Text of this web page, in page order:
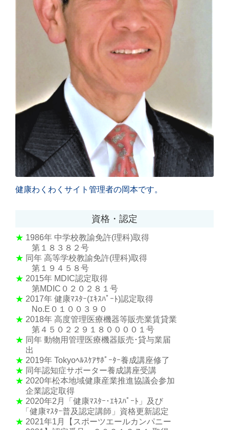
健康わくわくサイト管理者の岡本です。
資格・認定
★ 1986年 中学校教諭免許(理科)取得
第１８３８２号
★ 同年 高等学校教諭免許(理科)取得
第１９４５８号
★ 2015年 MDIC認定取得
第MDIC０２０２８１号
★ 2017年 健康ﾏｽﾀｰ(ｴｷｽﾊﾟｰﾄ)認定取得
No.E０１００３９０
★ 2018年 高度管理医療機器等販売業賃貸業
第４５０２２９１８００００１号
★ 同年 動物用管理医療機器販売･貸与業届
出
★ 2019年 Tokyoﾍﾙｽｹｱｻﾎﾟｰﾀｰ養成講座修了
★ 同年認知症サポーター養成講座受講
★ 2020年松本地域健康産業推進協議会参加
企業認定取得
★ 2020年2月「健康ﾏｽﾀｰ･ｴｷｽﾊﾟｰﾄ」及び
「健康ﾏｽﾀｰ普及認定講師」資格更新認定
★ 2021年1月【スポーツエールカンパニー